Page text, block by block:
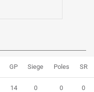
GP Siege Poles SR
14 0 0 0